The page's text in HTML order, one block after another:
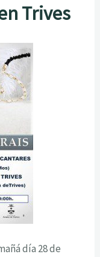
Trives
día 28 de